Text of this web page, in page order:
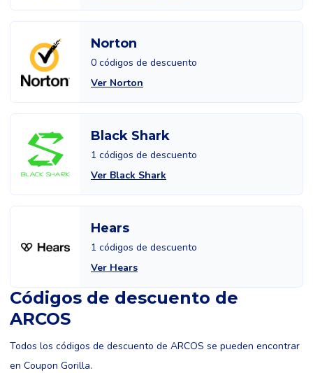
Norton
0 códigos de descuento
Ver Norton
Black Shark
1 códigos de descuento
Ver Black Shark
Hears
1 códigos de descuento
Ver Hears
Códigos de descuento de
ARCOS
Todos los códigos de descuento de ARCOS se pueden encontrar
en Coupon Gorilla.